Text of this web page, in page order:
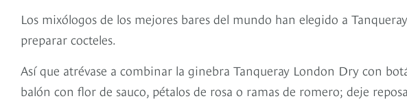
Los mixólogos de los mejores bares del mundo han elegido a
preparar cocteles.
Así que atrévase a combinar la ginebra Tanqueray London Dry con
balón con flor de sauco, pétalos de rosa o ramas de romero; deje